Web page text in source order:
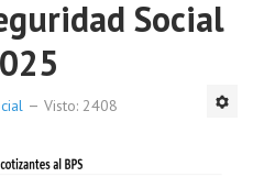
Social
Visto: 2408